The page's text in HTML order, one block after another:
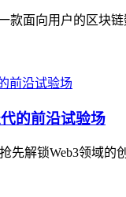
款面向用户的区
的前沿试验场
解锁Web3领域